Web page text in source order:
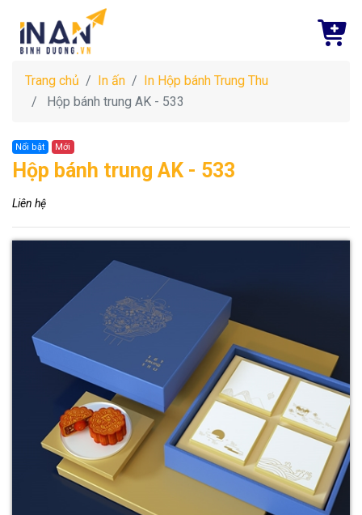
Trang chủ In ấn
In Hộp bánh Trung Thu
Hộp bánh trung AK - 533
Nổi bật Mới
Hộp bánh trung AK - 533
Liên hệ